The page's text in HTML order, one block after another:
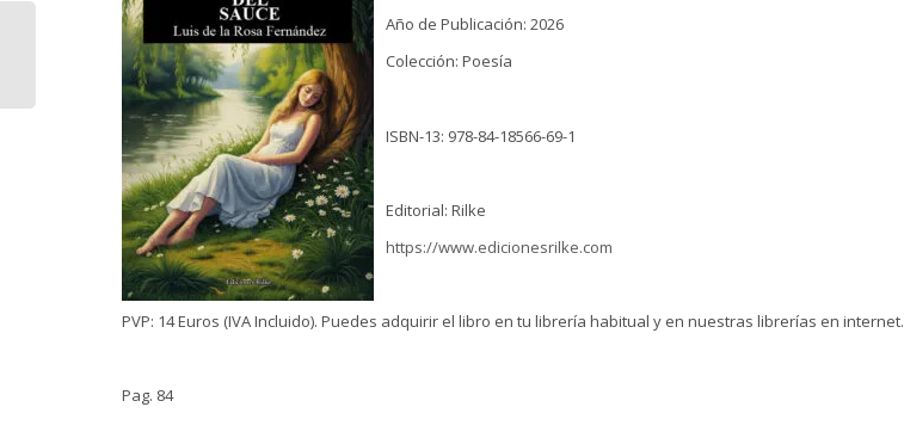
Año de Publicación: 2026
Colección: Poesía
ISBN-13: 978-84-18566-69-1
Editorial: Rilke
https://www.edicionesrilke.com
PVP: 14 Euros (IVA Incluido). Puedes adquirir el libro en tu librería habitual y en nuestras librerías en internet.
Pag. 84